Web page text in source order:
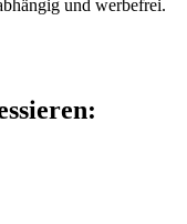
und werbefrei.